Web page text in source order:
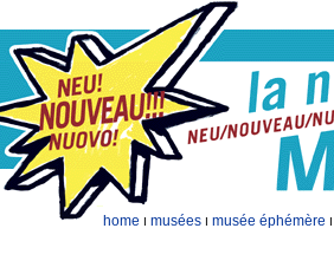
home I musées I musée éphémère